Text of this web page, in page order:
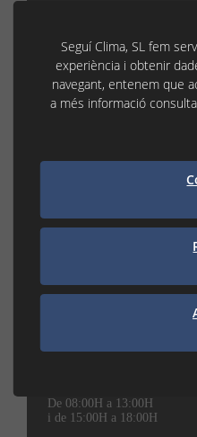
973 31 45 53
tarrega@seguiclima.com
De 07:30H a 19:00H
LLEIDA
manresa@seguiclima.com
De 08:00H a 13:00H
i de 15:00H a 18:00H
Seguí Clima, SL fem
experiència i obtenir
navegant, entenem que
a més informació